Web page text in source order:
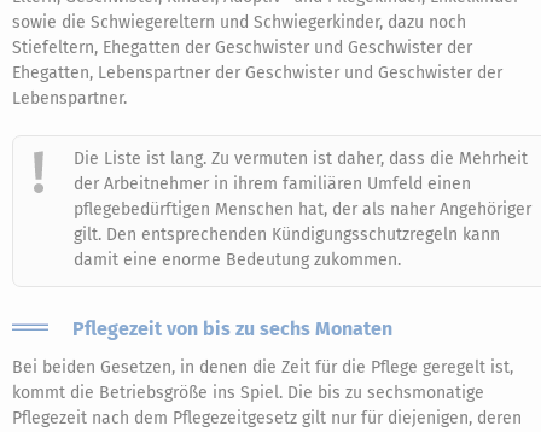
sowie die Schwiegereltern und Schwiegerkinder, dazu noch
Stiefeltern, Ehegatten der Geschwister und Geschwister der
Ehegatten, Lebenspartner der Geschwister und Geschwister der
Lebenspartner.
Die Liste ist lang. Zu vermuten ist daher, dass die Mehrheit
der Arbeitnehmer in ihrem familiären Umfeld einen
pflegebedürftigen Menschen hat, der als naher Angehöriger
gilt. Den entsprechenden Kündigungsschutzregeln kann
damit eine enorme Bedeutung zukommen.
Pflegezeit von bis zu sechs Monaten
Bei beiden Gesetzen, in denen die Zeit für die Pflege geregelt ist,
kommt die Betriebsgröße ins Spiel. Die bis zu sechsmonatige
Pflegezeit nach dem Pflegezeitgesetz gilt nur für diejenigen, deren